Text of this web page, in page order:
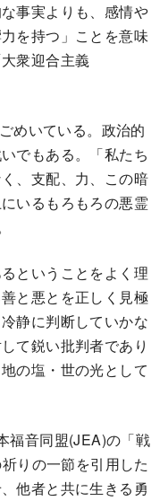
事実よりも、感情や
を持つ」ことを意味
衆迎合主義
めいている。政治的
でもある。「私たち
、支配、力、この暗
いるもろもろの悪霊
ということをよく理
と悪とを正しく見極
静に判断していかな
て鋭い批判者であり
の塩・世の光として
福音同盟(JEA)の「戦
りの一節を引用した
他者と共に生きる勇